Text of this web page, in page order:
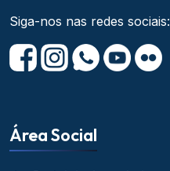
Siga-nos nas redes sociais:
Área Social